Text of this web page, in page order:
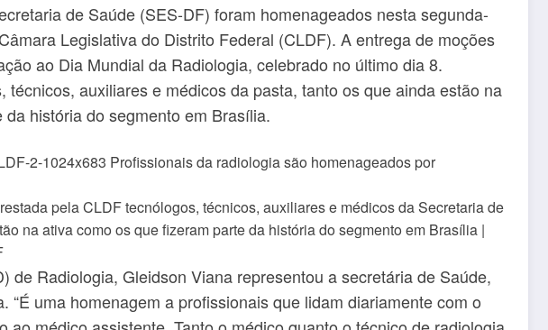
de Saúde (SES-DF) foram homenageados nesta segunda-
Legislativa do Distrito Federal (CLDF). A entrega de moções
ao Dia Mundial da Radiologia, celebrado no último dia 8.
técnicos, auxiliares e médicos da pasta, tanto os que ainda estão na
história do segmento em Brasília.
pela CLDF tecnólogos, técnicos, auxiliares e médicos da Secretaria de
na ativa como os que fizeram parte da história do segmento em Brasília |
de Radiologia, Gleidson Viana representou a secretária de Saúde,
“É uma homenagem a profissionais que lidam diariamente com o